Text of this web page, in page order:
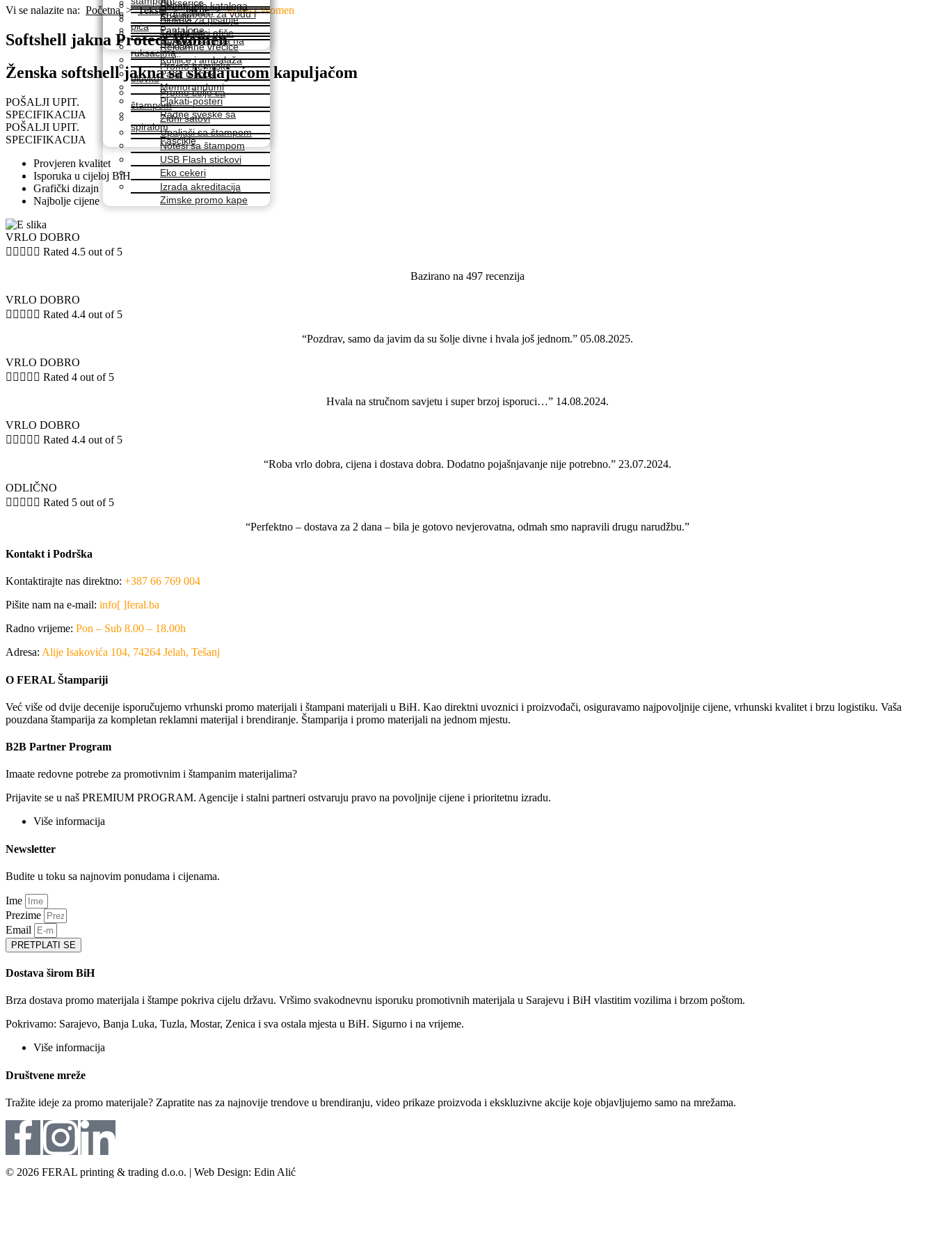
Štampanje kataloga
Blokovi za pisanje
Tri fold letci afiše
Reklamne vrećice
Kutijice i ambalaža
Papir u kocki
Memorandumi
Plakati-posteri
Radne sveske sa
spiralom
Fascikle
Dukserice
Košulje
Pantalone
Kecelje
Promo boce za vodu i
pića
Ruksaci štampa na
ruksacima
Promo hemijske
olovke
Promo šolje sa
štampom
Zidni satovi
Upaljači sa štampom
Notesi sa štampom
USB Flash stickovi
Eko cekeri
Izrada akreditacija
Zimske promo kape
Vi se nalazite na: Početna>Tekstil>Jakne>Protect Women
Softshell jakna Protect Women
Ženska softshell jakna sa skidajućom kapuljačom
POŠALJI UPIT.
SPECIFIKACIJA
POŠALJI UPIT.
SPECIFIKACIJA
Provjeren kvalitet
Isporuka u cijeloj BiH
Grafički dizajn
Najbolje cijene
VRLO DOBRO
     Rated 4.5 out of 5
Bazirano na 497 recenzija
VRLO DOBRO
     Rated 4.4 out of 5
“Pozdrav, samo da javim da su šolje divne i hvala još jednom.” 05.08.2025.
VRLO DOBRO
     Rated 4 out of 5
Hvala na stručnom savjetu i super brzoj isporuci…” 14.08.2024.
VRLO DOBRO
     Rated 4.4 out of 5
“Roba vrlo dobra, cijena i dostava dobra. Dodatno pojašnjavanje nije potrebno.” 23.07.2024.
ODLIČNO
     Rated 5 out of 5
“Perfektno – dostava za 2 dana – bila je gotovo nevjerovatna, odmah smo napravili drugu narudžbu.”
Kontakt i Podrška
Kontaktirajte nas direktno: +387 66 769 004
Pišite nam na e-mail: info[ ]feral.ba
Radno vrijeme: Pon – Sub 8.00 – 18.00h
Adresa: Alije Isakovića 104, 74264 Jelah, Tešanj
O FERAL Štampariji
Već više od dvije decenije isporučujemo vrhunski promo materijali i štampani materijali u BiH. Kao direktni uvoznici i proizvođači, osiguravamo najpovoljnije cijene, vrhunski kvalitet i brzu logistiku. Vaša
pouzdana štamparija za kompletan reklamni materijal i brendiranje. Štamparija i promo materijali na jednom mjestu.
B2B Partner Program
Imaate redovne potrebe za promotivnim i štampanim materijalima?
Prijavite se u naš PREMIUM PROGRAM. Agencije i stalni partneri ostvaruju pravo na povoljnije cijene i prioritetnu izradu.
Više informacija
Newsletter
Budite u toku sa najnovim ponudama i cijenama.
Ime
Prezime
Email
PRETPLATI SE
Dostava širom BiH
Brza dostava promo materijala i štampe pokriva cijelu državu. Vršimo svakodnevnu isporuku promotivnih materijala u Sarajevu i BiH vlastitim vozilima i brzom poštom.
Pokrivamo: Sarajevo, Banja Luka, Tuzla, Mostar, Zenica i sva ostala mjesta u BiH. Sigurno i na vrijeme.
Više informacija
Društvene mreže
Tražite ideje za promo materijale? Zapratite nas za najnovije trendove u brendiranju, video prikaze proizvoda i ekskluzivne akcije koje objavljujemo samo na mrežama.
© 2026 FERAL printing & trading d.o.o. | Web Design: Edin Alić